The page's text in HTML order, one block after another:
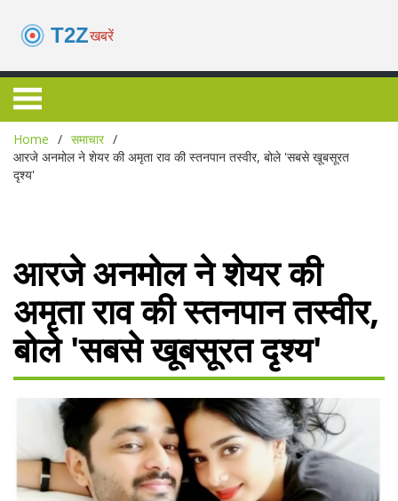
Home
समाचार
आरजे अनमोल ने शेयर की अमृता राव की स्तनपान तस्वीर, बोले 'सबसे खूबसूरत
दृश्य'
आरजे अनमोल ने शेयर की
अमृता राव की स्तनपान तस्वीर,
बोले 'सबसे खूबसूरत दृश्य'